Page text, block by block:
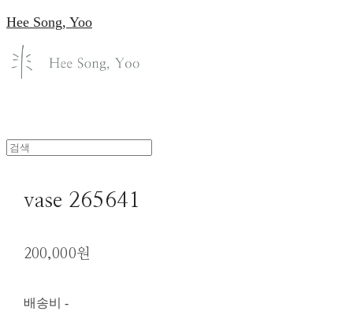
Hee Song, Yoo
vase 265641
200,000원
배송비-